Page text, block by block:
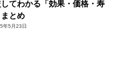
してわかる「効果・価格・寿
とめ
年5月23日